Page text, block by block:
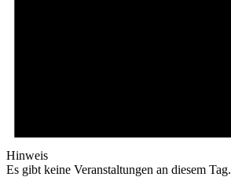
Hinweis
Es gibt keine Veranstaltungen an diesem Tag.